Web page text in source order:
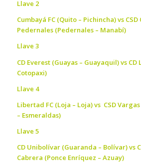
Llave 2
Cumbayá FC (Quito – Pichincha) vs
Pedernales (Pedernales – Manabí)
Llave 3
CD Everest (Guayas – Guayaquil) vs
Cotopaxi)
Llave 4
Libertad FC (Loja – Loja) vs CSD
– Esmeraldas)
Llave 5
CD Unibolívar (Guaranda – Bolívar) vs
Cabrera (Ponce Enríquez – Azuay)